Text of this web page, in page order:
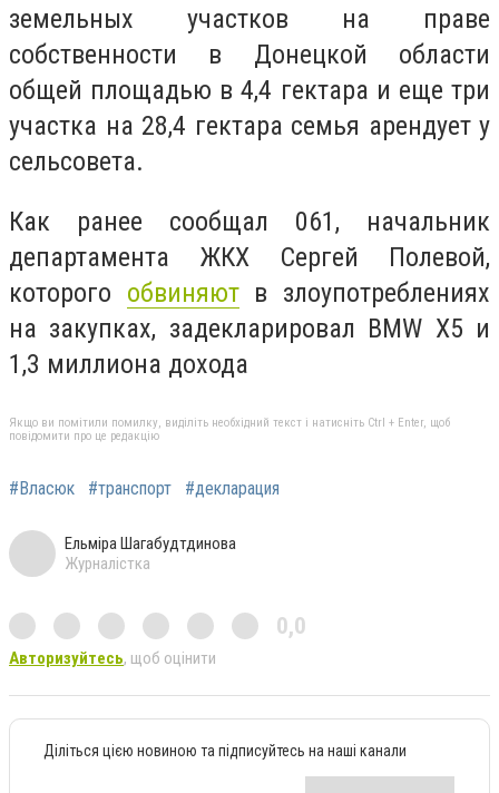
земельных участков на праве
собственности в Донецкой области
общей площадью в 4,4 гектара и еще три
участка на 28,4 гектара семья арендует у
сельсовета.
Как ранее сообщал 061, начальник
департамента ЖКХ Сергей Полевой,
которого обвиняютв злоупотреблениях
на закупках, задекларировал BMW X5 и
1,3 миллиона дохода
Якщо ви помітили помилку, виділіть необхідний текст і натисніть Ctrl + Enter, щоб
повідомити про це редакцію
#Власюк #транспорт #декларация
Ельміра Шагабудтдинова
Журналістка
0,0
Авторизуйтесь, щоб оцінити
Діліться цією новиною та підписуйтесь на наші канали